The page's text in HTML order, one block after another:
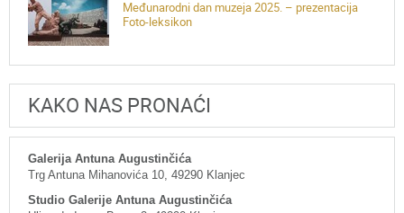
Međunarodni dan muzeja 2025. – prezentacija
Foto-leksikon
KAKO NAS PRONAĆI
Galerija Antuna Augustinčića
Trg Antuna Mihanovića 10, 49290 Klanjec
Studio Galerije Antuna Augustinčića